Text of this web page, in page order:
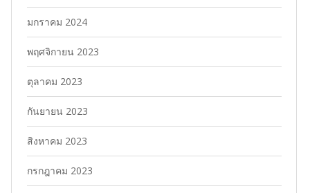
มกราคม 2024
พฤศจิกายน 2023
ตุลาคม 2023
กันยายน 2023
สิงหาคม 2023
กรกฎาคม 2023